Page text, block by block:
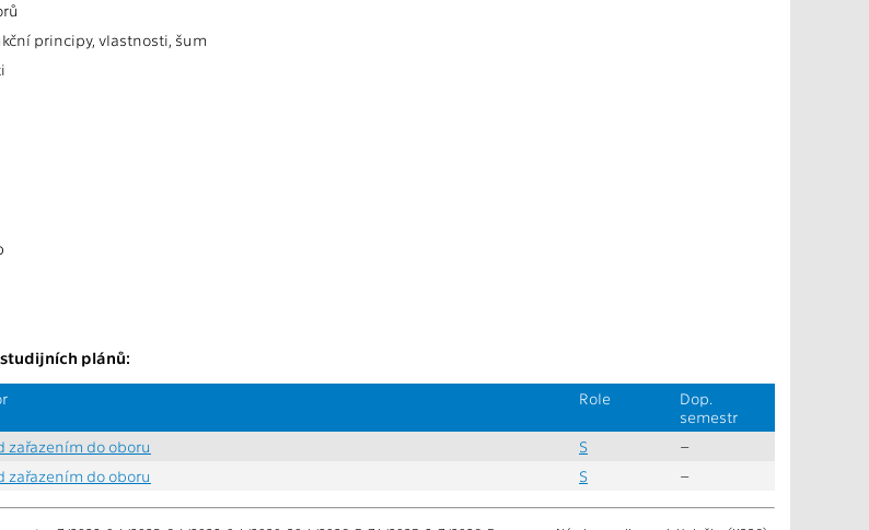
principy, vlastnosti, šum
plánů:
Role
Dop.
semestr
zařazením do oboru S
–
zařazením do oboru S –